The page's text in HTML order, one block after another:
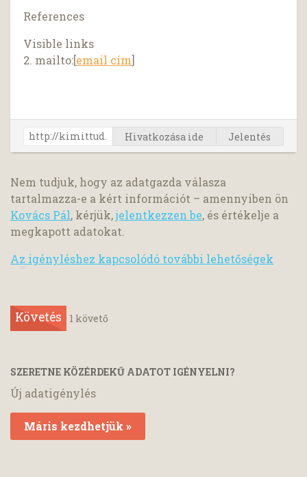
References
Visible links
2. mailto:[email cím]
Hivatkozása ide Jelentés
Nem tudjuk, hogy az adatgazda válasza
tartalmazza-e a kért információt – amennyiben ön
Kovács Pál, kérjük,jelentkezzen be, és értékelje a
megkapott adatokat.
Az igényléshez kapcsolódó további lehetőségek
Követés 1 követő
SZERETNE KÖZÉRDEKŰ ADATOT IGÉNYELNI?
Új adatigénylés
Máris kezdhetjük »